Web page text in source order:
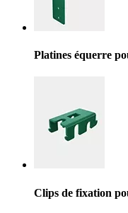
Platines équerre
Clips de fixation